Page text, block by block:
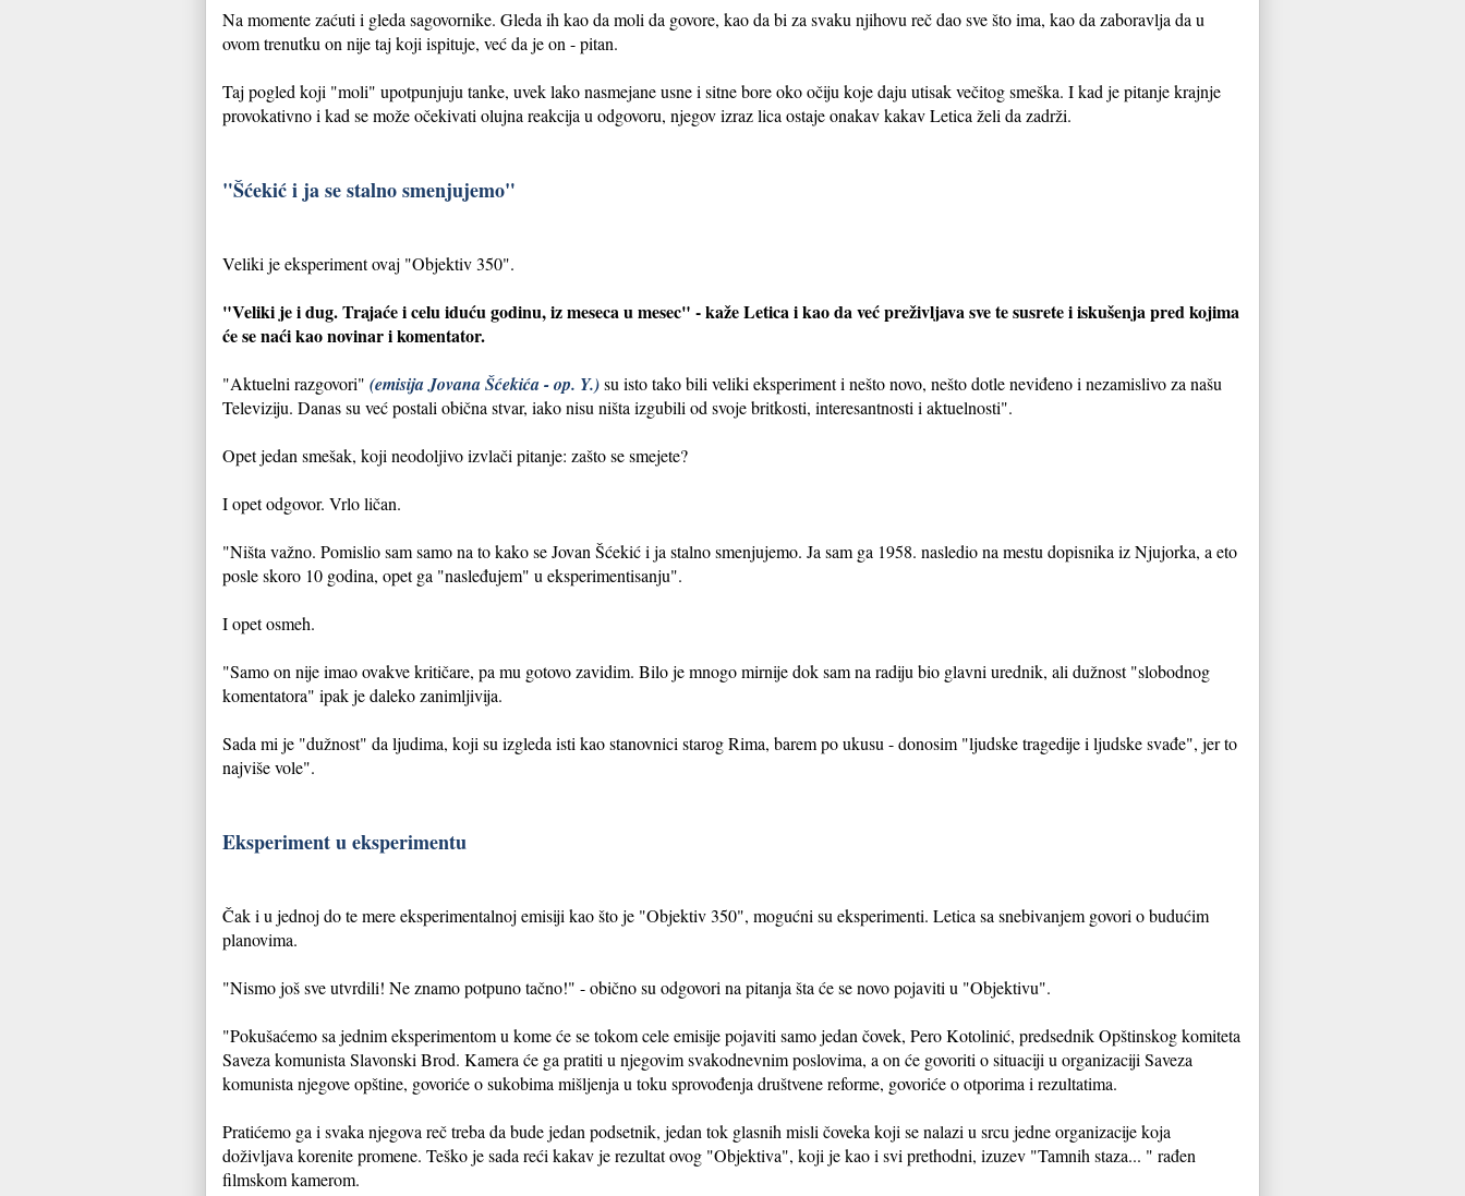
Na momente zaćuti i gleda sagovornike. Gleda ih kao da moli da govore, kao da bi za svaku njihovu reč dao sve što ima, kao da zaboravlja da u
ovom trenutku on nije taj koji ispituje, već da je on - pitan.
Taj pogled koji "moli" upotpunjuju tanke, uvek lako nasmejane usne i sitne bore oko očiju koje daju utisak večitog smeška. I kad je pitanje krajnje
provokativno i kad se može očekivati olujna reakcija u odgovoru, njegov izraz lica ostaje onakav kakav Letica želi da zadrži.
"Šćekić i ja se stalno smenjujemo"
Veliki je eksperiment ovaj "Objektiv 350".
"Veliki je i dug. Trajaće i celu iduću godinu, iz meseca u mesec" - kaže Letica i kao da već preživljava sve te susrete i iskušenja pred kojima
će se naći kao novinar i komentator.
"Aktuelni razgovori" (emisija Jovana Šćekića - op. Y.)su isto tako bili veliki eksperiment i nešto novo, nešto dotle neviđeno i nezamislivo za našu
Televiziju. Danas su već postali obična stvar, iako nisu ništa izgubili od svoje britkosti, interesantnosti i aktuelnosti".
Opet jedan smešak, koji neodoljivo izvlači pitanje: zašto se smejete?
I opet odgovor. Vrlo ličan.
"Ništa važno. Pomislio sam samo na to kako se Jovan Šćekić i ja stalno smenjujemo. Ja sam ga 1958. nasledio na mestu dopisnika iz Njujorka, a eto
posle skoro 10 godina, opet ga "nasleđujem" u eksperimentisanju".
I opet osmeh.
"Samo on nije imao ovakve kritičare, pa mu gotovo zavidim. Bilo je mnogo mirnije dok sam na radiju bio glavni urednik, ali dužnost "slobodnog
komentatora" ipak je daleko zanimljivija.
Sada mi je "dužnost" da ljudima, koji su izgleda isti kao stanovnici starog Rima, barem po ukusu - donosim "ljudske tragedije i ljudske svađe", jer to
najviše vole".
Eksperiment u eksperimentu
Čak i u jednoj do te mere eksperimentalnoj emisiji kao što je "Objektiv 350", mogućni su eksperimenti. Letica sa snebivanjem govori o budućim
planovima.
"Nismo još sve utvrdili! Ne znamo potpuno tačno!" - obično su odgovori na pitanja šta će se novo pojaviti u "Objektivu".
"Pokušaćemo sa jednim eksperimentom u kome će se tokom cele emisije pojaviti samo jedan čovek, Pero Kotolinić, predsednik Opštinskog komiteta
Saveza komunista Slavonski Brod. Kamera će ga pratiti u njegovim svakodnevnim poslovima, a on će govoriti o situaciji u organizaciji Saveza
komunista njegove opštine, govoriće o sukobima mišljenja u toku sprovođenja društvene reforme, govoriće o otporima i rezultatima.
Pratićemo ga i svaka njegova reč treba da bude jedan podsetnik, jedan tok glasnih misli čoveka koji se nalazi u srcu jedne organizacije koja
doživljava korenite promene. Teško je sada reći kakav je rezultat ovog "Objektiva", koji je kao i svi prethodni, izuzev "Tamnih staza... " rađen
filmskom kamerom.